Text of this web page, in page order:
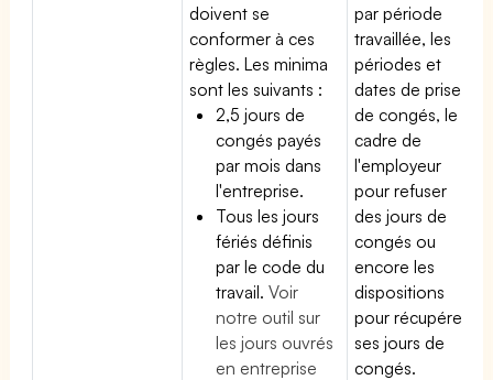
doivent se
conformer à ces
règles. Les minima
sont les suivants :
2,5 jours de
congés payés
par mois dans
l'entreprise.
Tous les jours
fériés définis
par le code du
travail.Voir
notre outil sur
les jours ouvrés
en entreprise
par période
travaillée, les
périodes et
dates de prise
de congés, le
cadre de
l'employeur
pour refuser
des jours de
congés ou
encore les
dispositions
pour récupérer
ses jours de
congés.